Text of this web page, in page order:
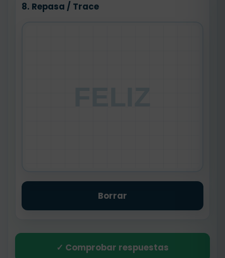
8. Repasa / Trace
Borrar
✓ Comprobar respuestas